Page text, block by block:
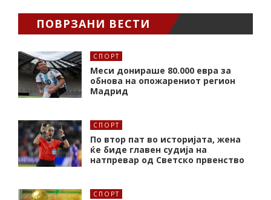
ПОВРЗАНИ ВЕСТИ
СПОРТ
Меси донираше 80.000 евра за
обнова на опожарениот регион
Мадрид
СПОРТ
По втор пат во историјата, жена
ќе биде главен судија на
натпревар од Светско првенство
СПОРТ